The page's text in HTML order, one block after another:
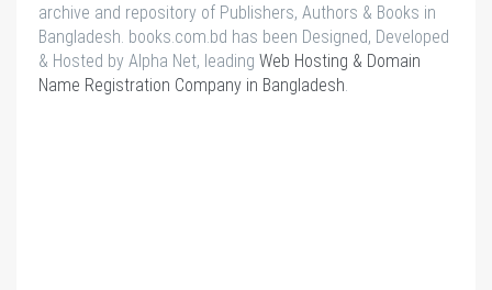
archive and repository of Publishers, Authors & Books in
Bangladesh. books.com.bd has been Designed, Developed
& Hosted by Alpha Net, leading Web Hosting & Domain
Name Registration Company in Bangladesh.